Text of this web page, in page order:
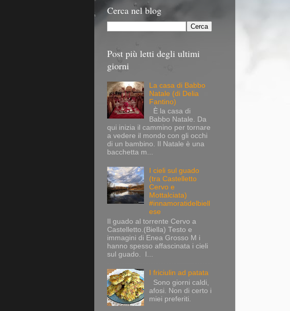
Cerca nel blog
Post più letti degli ultimi
giorni
La casa di Babbo
Natale (di Delia
Fantino)
È la casa di
Babbo Natale. Da
qui inizia il cammino per tornare
a vedere il mondo con gli occhi
di un bambino. Il Natale è una
bacchetta m...
I cieli sul guado
(tra Castelletto
Cervo e
Mottalciata)
#innamoratidelbiell
ese
Il guado al torrente Cervo a
Castelletto.(Biella) Testo e
immagini di Enea Grosso M i
hanno spesso affascinata i cieli
sul guado. I...
I friciulin ad patata
Sono giorni caldi,
afosi. Non di certo i
miei preferiti.